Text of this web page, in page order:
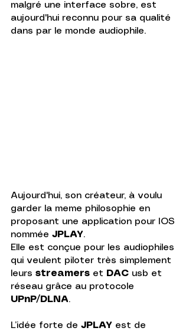
malgré une interface sobre, est
aujourd'hui reconnu pour sa qualité
dans par le monde audiophile.
Aujourd'hui, son créateur, à voulu
garder la meme philosophie en
proposant une application pour IOS
nommée JPLAY.
Elle est conçue pour les audiophiles
qui veulent piloter très simplement
leurs streamers et DAC usb et
réseau grâce au protocole
UPnP/DLNA.
L’idée forte de JPLAY est de